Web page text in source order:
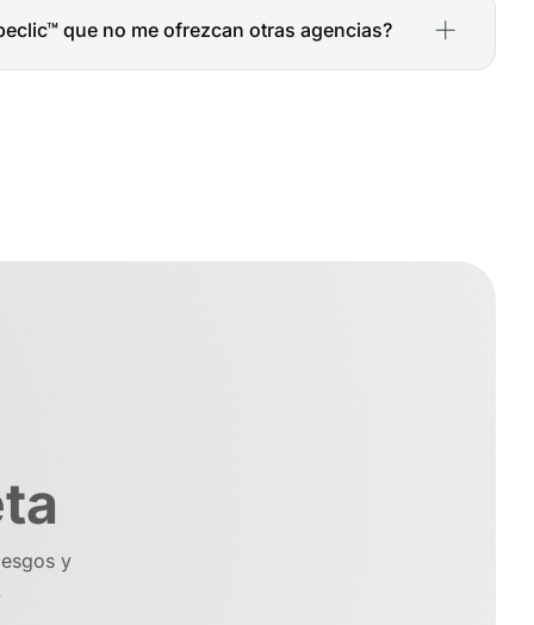
sociales, email marketing y analítica web. Nuestro
tu visibilidad online, generar leads y alcanzar tus
que no me ofrezcan otras agencias?
y